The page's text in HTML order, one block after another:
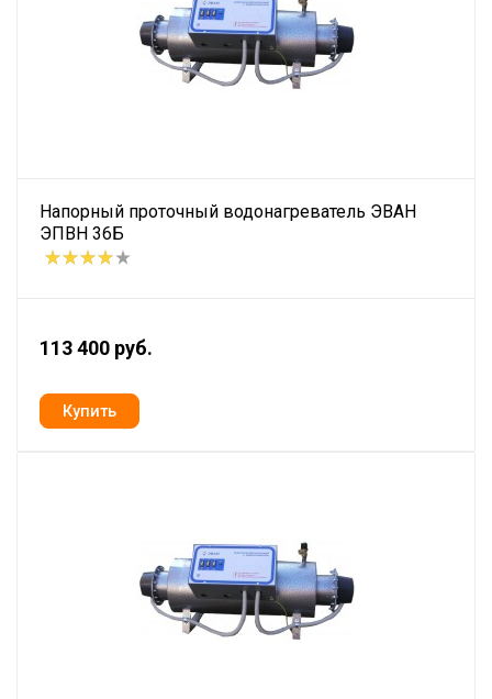
Напорный проточный водонагреватель ЭВАН
ЭПВН 36Б
113 400 руб.